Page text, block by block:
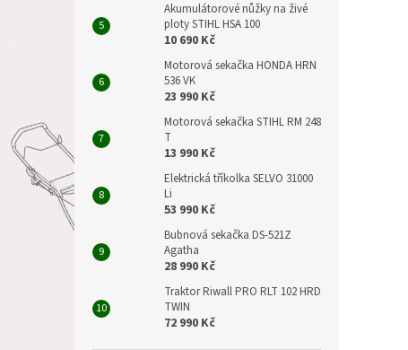
Akumulátorové nůžky na živé
ploty STIHL HSA 100
10 690 Kč
Motorová sekačka HONDA HRN
536 VK
23 990 Kč
Motorová sekačka STIHL RM 248
T
13 990 Kč
Elektrická tříkolka SELVO 31000
Li
53 990 Kč
Bubnová sekačka DS-521Z
Agatha
28 990 Kč
Traktor Riwall PRO RLT 102 HRD
TWIN
72 990 Kč